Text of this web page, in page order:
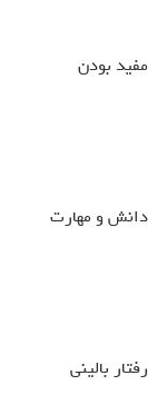
مفید بودن
دانش و مهارت
رفتار بالینی